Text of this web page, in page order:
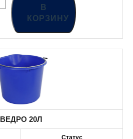
В
КОРЗИНУ
ВЕДРО 20Л